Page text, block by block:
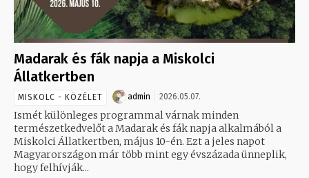
Madarak és fák napja a Miskolci
Állatkertben
MISKOLC - KÖZÉLET admin 2026.05.07.
Ismét különleges programmal várnak minden
természetkedvelőt a Madarak és fák napja alkalmából a
Miskolci Állatkertben, május 10-én. Ezt a jeles napot
Magyarországon már több mint egy évszázada ünneplik,
hogy felhívják...